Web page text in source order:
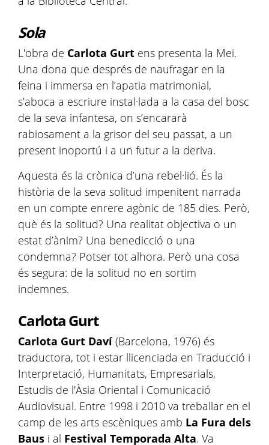
Sola
L'obra de Carlota Gurt ens presenta la Mei.
Una dona que després de naufragar en la
feina i immersa en l’apatia matrimonial,
s’aboca a escriure instal·lada a la casa del bosc
de la seva infantesa, on s’encararà
rabiosament a la grisor del seu passat, a un
present inoportú i a un futur a la deriva.
Aquesta és la crònica d’una rebel·lió. És la
història de la seva solitud impenitent narrada
en un compte enrere agònic de 185 dies. Però,
què és la solitud? Una realitat objectiva o un
estat d’ànim? Una benedicció o una
condemna? Potser tot alhora. Però una cosa
és segura: de la solitud no en sortim
indemnes.
Carlota Gurt
Carlota Gurt Daví(Barcelona, 1976) és
traductora, tot i estar llicenciada en Traducció i
Interpretació, Humanitats, Empresarials,
Estudis de l'Àsia Oriental i Comunicació
Audiovisual. Entre 1998 i 2010 va treballar en el
camp de les arts escèniques amb La Fura dels
Baus i al Festival Temporada Alta. Va